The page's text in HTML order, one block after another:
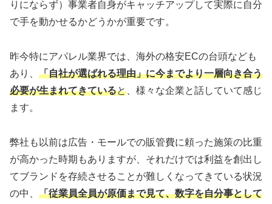
りにならず）事業者自身がキャッチアップして実際に自分
で手を動かせるかどうかが重要です。
昨今特にアパレル業界では、海外の格安ECの台頭なども
あり、 「自社が選ばれる理由」に今までより一層向き合う
必要が生まれてきていると 、様々な企業と話していて感じ
ます。
弊社も以前は広告・モールでの販管費に頼った施策の比重
が高かった時期もありますが、それだけでは利益を創出し
てブランドを存続させることが難しくなってきている状況
の中、 「従業員全員が原価まで見て、数字を自分事として